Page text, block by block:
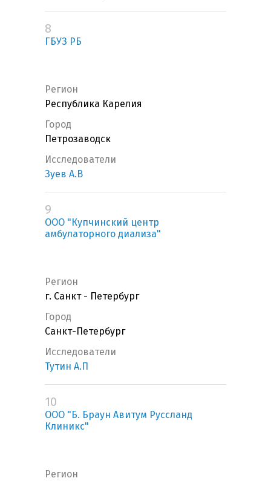
8
ГБУЗ РБ
Регион
Республика Карелия
Город
Петрозаводск
Исследователи
Зуев А.В
9
ООО "Купчинский центр
амбулаторного диализа"
Регион
г. Санкт - Петербург
Город
Санкт-Петербург
Исследователи
Тутин А.П
10
ООО "Б. Браун Авитум Руссланд
Клиникс"
Регион